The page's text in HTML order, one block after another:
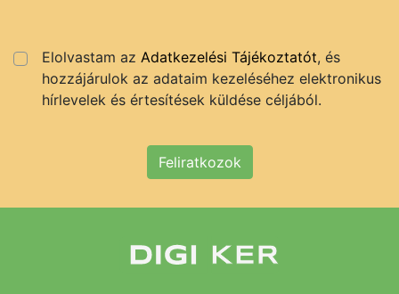
Elolvastam az Adatkezelési Tájékoztatót, és
hozzájárulok az adataim kezeléséhez elektronikus
hírlevelek és értesítések küldése céljából.
Feliratkozok